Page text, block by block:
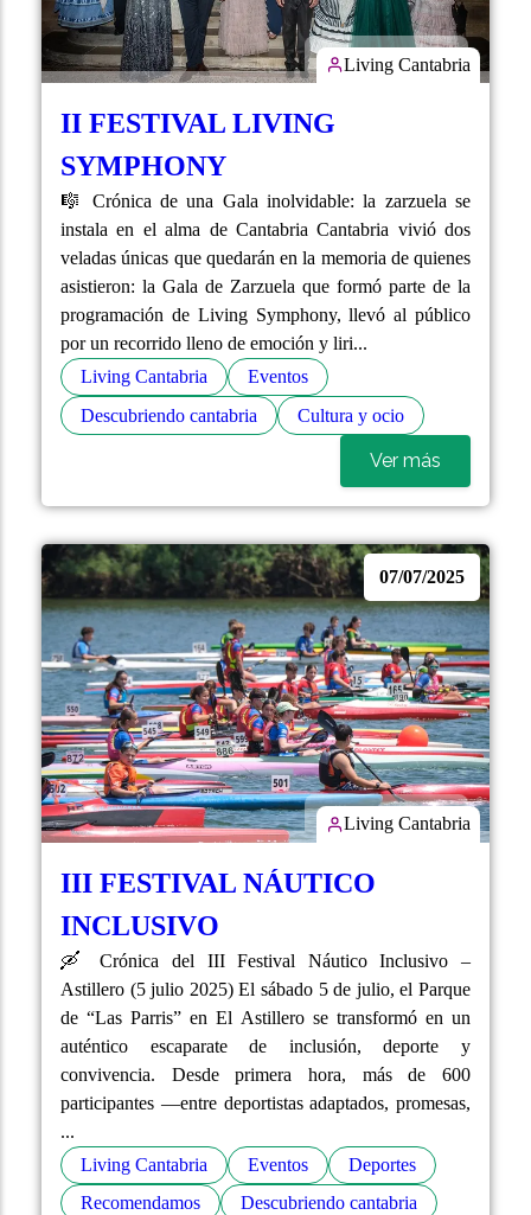
Living Cantabria
II FESTIVAL LIVING
SYMPHONY
🎼 Crónica de una Gala inolvidable: la zarzuela se
instala en el alma de Cantabria Cantabria vivió dos
veladas únicas que quedarán en la memoria de quienes
asistieron: la Gala de Zarzuela que formó parte de la
programación de Living Symphony, llevó al público
por un recorrido lleno de emoción y liri...
Living Cantabria
Eventos
Descubriendo cantabria
Cultura y ocio
Ver más
07/07/2025
Living Cantabria
III FESTIVAL NÁUTICO
INCLUSIVO
🛶 Crónica del III Festival Náutico Inclusivo –
Astillero (5 julio 2025) El sábado 5 de julio, el Parque
de “Las Parris” en El Astillero se transformó en un
auténtico escaparate de inclusión, deporte y
convivencia. Desde primera hora, más de 600
participantes —entre deportistas adaptados, promesas,
...
Living Cantabria
Eventos
Deportes
Recomendamos
Descubriendo cantabria